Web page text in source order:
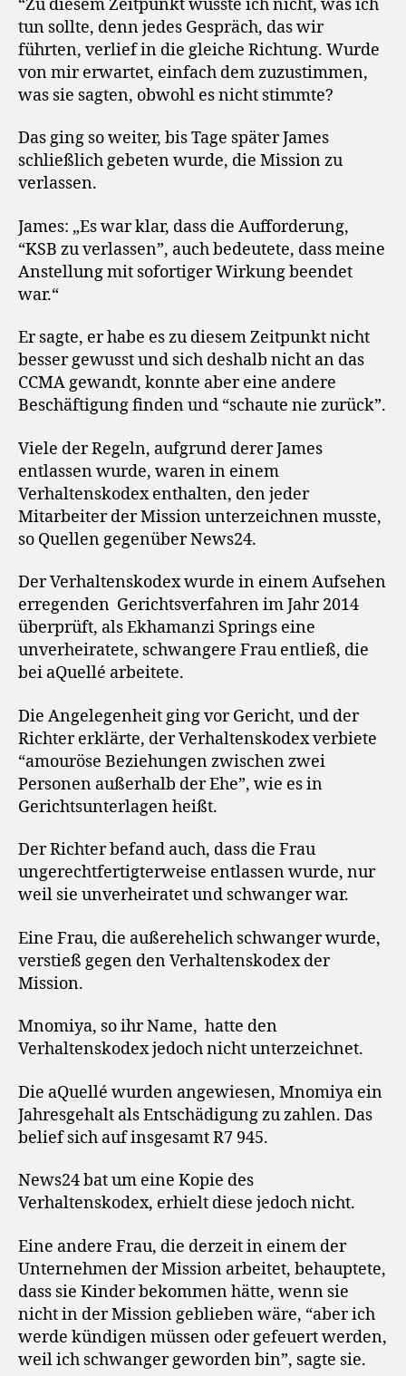
“Zu diesem Zeitpunkt wusste ich nicht, was ich
tun sollte, denn jedes Gespräch, das wir
führten, verlief in die gleiche Richtung. Wurde
von mir erwartet, einfach dem zuzustimmen,
was sie sagten, obwohl es nicht stimmte?
Das ging so weiter, bis Tage später James
schließlich gebeten wurde, die Mission zu
verlassen.
James: „Es war klar, dass die Aufforderung,
“KSB zu verlassen”, auch bedeutete, dass meine
Anstellung mit sofortiger Wirkung beendet
war.“
Er sagte, er habe es zu diesem Zeitpunkt nicht
besser gewusst und sich deshalb nicht an das
CCMA gewandt, konnte aber eine andere
Beschäftigung finden und “schaute nie zurück”.
Viele der Regeln, aufgrund derer James
entlassen wurde, waren in einem
Verhaltenskodex enthalten, den jeder
Mitarbeiter der Mission unterzeichnen musste,
so Quellen gegenüber News24.
Der Verhaltenskodex wurde in einem Aufsehen
erregenden Gerichtsverfahren im Jahr 2014
überprüft, als Ekhamanzi Springs eine
unverheiratete, schwangere Frau entließ, die
bei aQuellé arbeitete.
Die Angelegenheit ging vor Gericht, und der
Richter erklärte, der Verhaltenskodex verbiete
“amouröse Beziehungen zwischen zwei
Personen außerhalb der Ehe”, wie es in
Gerichtsunterlagen heißt.
Der Richter befand auch, dass die Frau
ungerechtfertigterweise entlassen wurde, nur
weil sie unverheiratet und schwanger war.
Eine Frau, die außerehelich schwanger wurde,
verstieß gegen den Verhaltenskodex der
Mission.
Mnomiya, so ihr Name, hatte den
Verhaltenskodex jedoch nicht unterzeichnet.
Die aQuellé wurden angewiesen, Mnomiya ein
Jahresgehalt als Entschädigung zu zahlen. Das
belief sich auf insgesamt R7 945.
News24 bat um eine Kopie des
Verhaltenskodex, erhielt diese jedoch nicht.
Eine andere Frau, die derzeit in einem der
Unternehmen der Mission arbeitet, behauptete,
dass sie Kinder bekommen hätte, wenn sie
nicht in der Mission geblieben wäre, “aber ich
werde kündigen müssen oder gefeuert werden,
weil ich schwanger geworden bin”, sagte sie.